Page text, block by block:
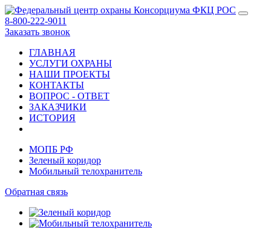
8-800-222-9011
Заказать звонок
ГЛАВНАЯ
УСЛУГИ ОХРАНЫ
НАШИ ПРОЕКТЫ
КОНТАКТЫ
ВОПРОС - ОТВЕТ
ЗАКАЗЧИКИ
ИСТОРИЯ
МОПБ РФ
Зеленый коридор
Мобильный телохранитель
Обратная связь